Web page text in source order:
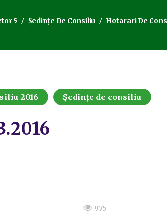
5 Ședințe De Consiliu Hotarari De
2016 Ședințe de consiliu
975